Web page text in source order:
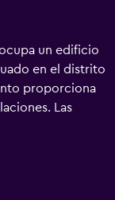
un edificio
en el distrito
proporciona
Las
una
y muebles